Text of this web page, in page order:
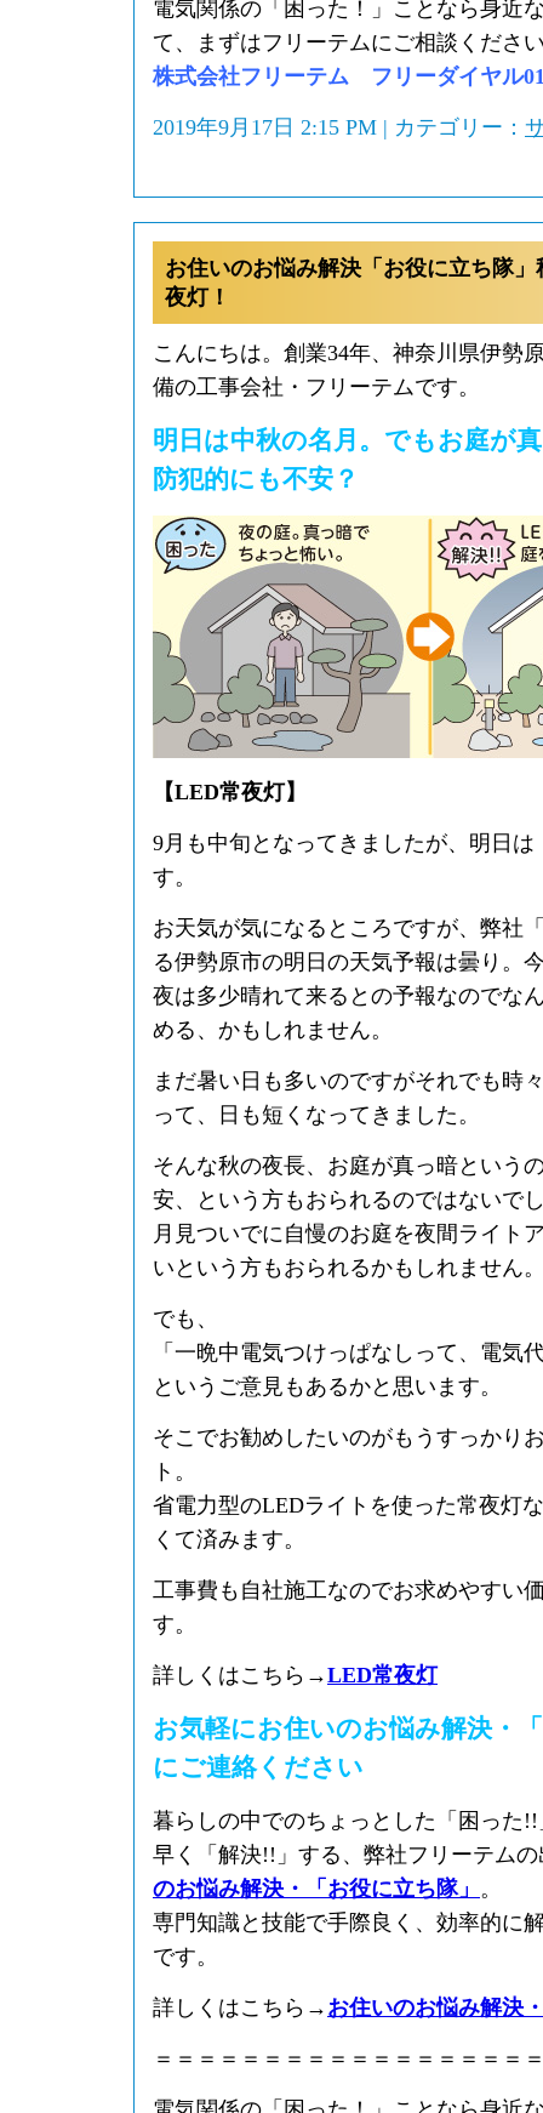
電気関係の「困った！」ことなら身近
て、まずはフリーテムにご相談くださ
株式会社フリーテム フリーダイヤル
2019年9月17日 2:15 PM | カテゴリー：
お住いのお悩み解決「お役に立ち隊
夜灯！
こんにちは。創業34年、神奈川県伊勢
備の工事会社・フリーテムです。
明日は中秋の名月。でもお庭が
防犯的にも不安？
【LED常夜灯】
9月も中旬となってきましたが、明日は
す。
お天気が気になるところですが、弊社
る伊勢原市の明日の天気予報は曇り。
夜は多少晴れて来るとの予報なのでな
める、かもしれません。
まだ暑い日も多いのですがそれでも時
って、日も短くなってきました。
そんな秋の夜長、お庭が真っ暗という
安、という方もおられるのではないで
月見ついでに自慢のお庭を夜間ライト
いという方もおられるかもしれません
でも、
「一晩中電気つけっぱなしって、電気
というご意見もあるかと思います。
そこでお勧めしたいのがもうすっかり
ト。
省電力型のLEDライトを使った常夜灯
くて済みます。
工事費も自社施工なのでお求めやすい
す。
詳しくはこちら→LED常夜灯
お気軽にお住いのお悩み解決・
にご連絡ください
暮らしの中でのちょっとした「困った
早く「解決!!」する、弊社フリーテム
のお悩み解決・「お役に立ち隊」 。
専門知識と技能で手際良く、効率的に
です。
詳しくはこちら→ お住いのお悩み解決
＝＝＝＝＝＝＝＝＝＝＝＝＝＝＝＝＝